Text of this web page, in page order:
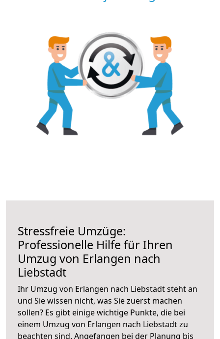
Stressfreie Umzüge:
Professionelle Hilfe für Ihren
Umzug von Erlangen nach
Liebstadt
Ihr Umzug von Erlangen nach Liebstadt steht an
und Sie wissen nicht, was Sie zuerst machen
sollen? Es gibt einige wichtige Punkte, die bei
einem Umzug von Erlangen nach Liebstadt zu
beachten sind. Angefangen bei der Planung bis